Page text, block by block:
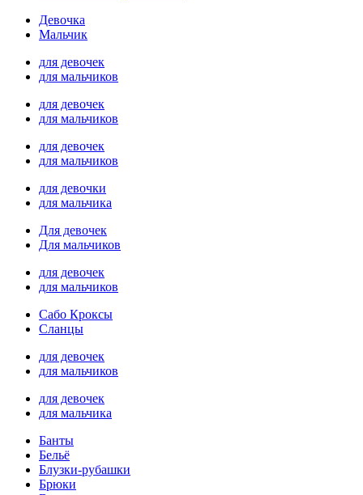
Девочка
Мальчик
для девочек
для мальчиков
для девочек
для мальчиков
для девочек
для мальчиков
для девочки
для мальчика
Для девочек
Для мальчиков
для девочек
для мальчиков
Сабо Кроксы
Сланцы
для девочек
для мальчиков
для девочек
для мальчика
Банты
Бельё
Блузки-рубашки
Брюки